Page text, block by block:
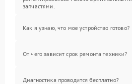
запчастями.
Как я узнаю, что мое устройство готово?
От чего зависит срок ремонта техники?
Диагностика проводится бесплатно?